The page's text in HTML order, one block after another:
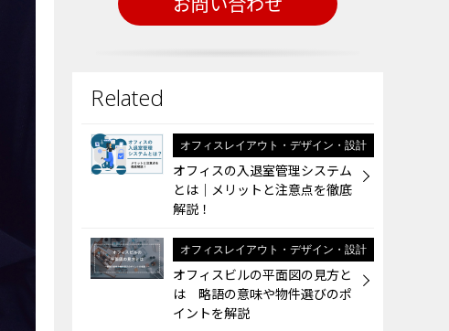
オフィスレイアウト・デザイン・設計
オフィスの入退室管理システム
とは│メリットと注意点を徹底
解説！
オフィスレイアウト・デザイン・設計
オフィスビルの平面図の見方と
は 略語の意味や物件選びのポ
イントを解説